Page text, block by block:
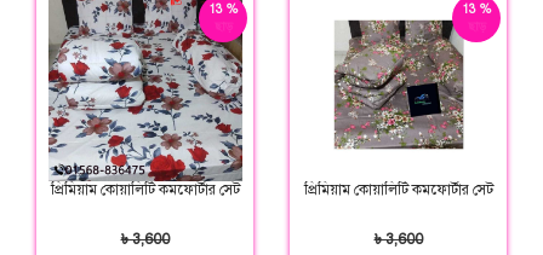
13 %
প্রিমিয়াম কোয়ালিটি কমফোর্টার সেট
৳ 3,600
13 %
প্রিমিয়াম কোয়ালিটি কমফোর্টার সেট
৳ 3,600